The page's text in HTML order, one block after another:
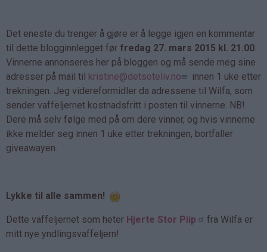
Det eneste du trenger å gjøre er å legge igjen en kommentar
til dette blogginnlegget før fredag 27. mars 2015 kl. 21.00.
Vinnerne annonseres her på bloggen og må sende meg sine
adresser på mail til kristine@detsoteliv.no
innen 1 uke etter
trekningen. Jeg videreformidler da adressene til Wilfa, som
sender vaffeljernet kostnadsfritt i posten til vinnerne. NB!
Dere må selv følge med på om dere vinner, og hvis vinnerne
ikke melder seg innen 1 uke etter trekningen, bortfaller
giveawayen.
Lykke til alle sammen!
Dette vaffeljernet som heter Hjerte Stor Piip
fra Wilfa er
mitt nye yndlingsvaffeljern!